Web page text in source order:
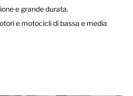
e grande durata.
e motocicli di bassa e media